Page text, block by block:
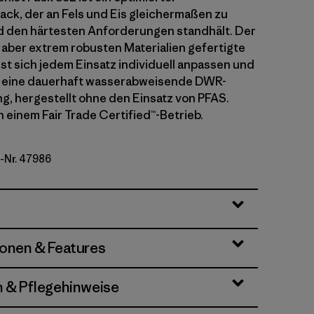
der an Fels und Eis gleichermaßen zu
den härtesten Anforderungen standhält. Der
extrem robusten Materialien gefertigte
sich jedem Einsatz individuell anpassen und
dauerhaft wasserabweisende DWR-
hergestellt ohne den Einsatz von PFAS.
einem Fair Trade Certified™-Betrieb.
Nr. 47986
& Features
& Pflegehinweise